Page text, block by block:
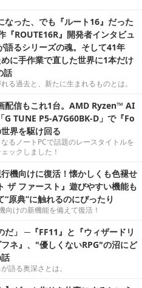
なった、でも『ルート16』だった
ROUTE16R』開発者インタビュ
語るシリーズの魂。そして41年
に手作業で直した世界に1本だけ
話
る過去と、新たに生まれるものとは。
配信もこれ1台。AMD Ryzen™ AI
G TUNE P5-A7G60BK-D」で『Fo
界を駆け回る
るノートPCで話題のレースタイトルを
ックしました！
機向けに復活！懐かしくも色褪せ
ザ ファースト』遊びやすい機能も
原典”に触れるのにぴったり
向けの新機能を備えて復活！
だ」 ─『FF11』と『ウィザードリ
ネ』、"優しくないRPG"の沼にど
語る奥深さとは。